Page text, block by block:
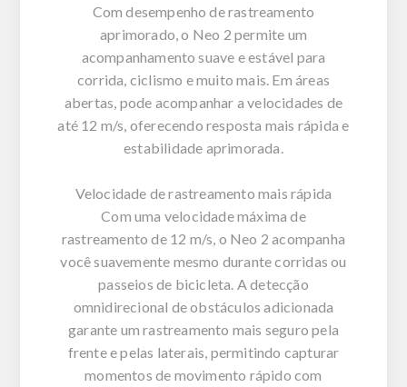
Com desempenho de rastreamento
aprimorado, o Neo 2 permite um
acompanhamento suave e estável para
corrida, ciclismo e muito mais. Em áreas
abertas, pode acompanhar a velocidades de
até 12 m/s, oferecendo resposta mais rápida e
estabilidade aprimorada.
Velocidade de rastreamento mais rápida
Com uma velocidade máxima de
rastreamento de 12 m/s, o Neo 2 acompanha
você suavemente mesmo durante corridas ou
passeios de bicicleta. A detecção
omnidirecional de obstáculos adicionada
garante um rastreamento mais seguro pela
frente e pelas laterais, permitindo capturar
momentos de movimento rápido com